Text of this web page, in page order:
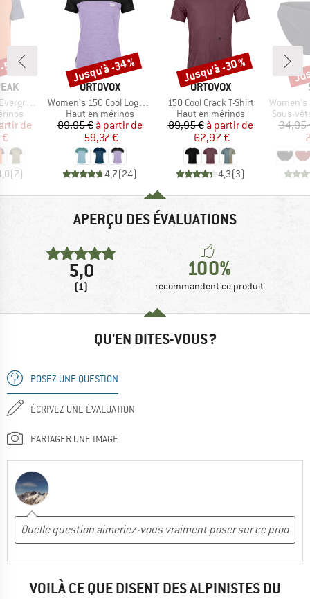
T-Shirt
réduit
de
(7)
%
MARQUE
ORTOVOX
Article
Women's 150 Cool Logo T-Shirt
Product group
Haut en mérinos
Prix
89,95 € Prix réduit
à partir de
59,37 €
4,7(24)
Remise
Jusqu'à -34 %
MARQUE
ORTOVOX
Article
150 Cool Crack T-Shirt
Product group
Haut en mérinos
Prix
89,95 € Prix réduit
à partir de
62,97 €
4,3(3)
Remise
Jusqu'à -30 %
Article
Women's
Product
Sous-
34,95
APERÇU DES ÉVALUATIONS
5,0
(1)
100%
recommandent ce produit
QU'EN DITES-VOUS ?
POSEZ UNE QUESTION
ÉCRIVEZ UNE ÉVALUATION
PARTAGER UNE IMAGE
VOILÀ CE QUE DISENT DES ALPINISTES DU